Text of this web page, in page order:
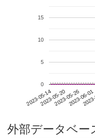
2023-05-142023-05-202023-05-262023-06-01
0
5
10
15
外部データベー